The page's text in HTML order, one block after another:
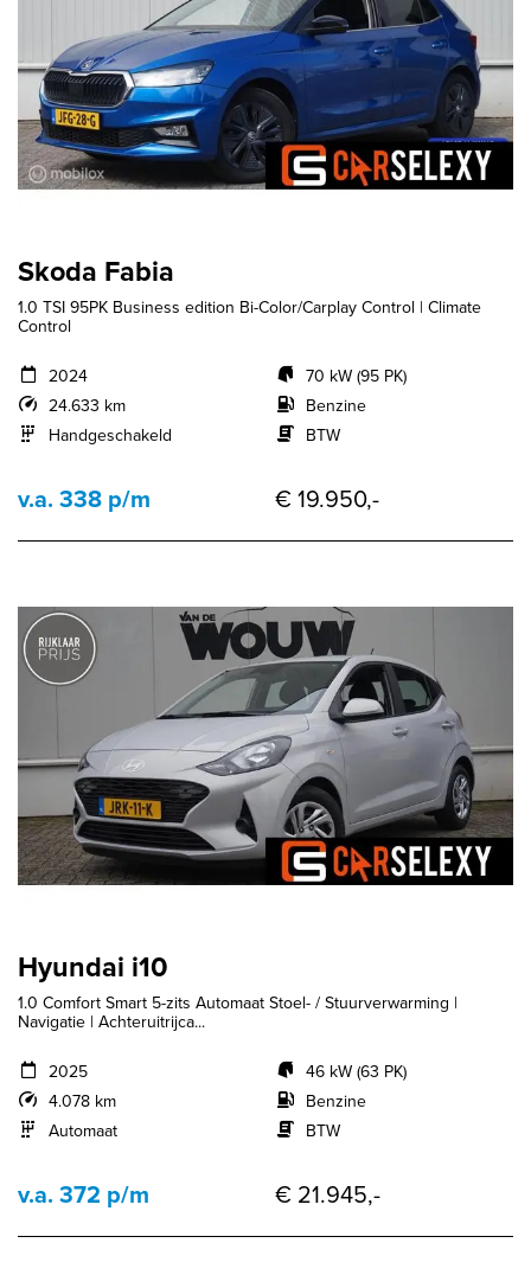
Skoda Fabia
1.0 TSI 95PK Business edition Bi-Color/Carplay Control | Climate
Control
2024
24.633 km
Handgeschakeld
70 kW (95 PK)
Benzine
BTW
v.a. 338 p/m € 19.950,-
Hyundai i10
1.0 Comfort Smart 5-zits Automaat Stoel- / Stuurverwarming |
Navigatie | Achteruitrijca...
2025
4.078 km
Automaat
46 kW (63 PK)
Benzine
BTW
v.a. 372 p/m € 21.945,-